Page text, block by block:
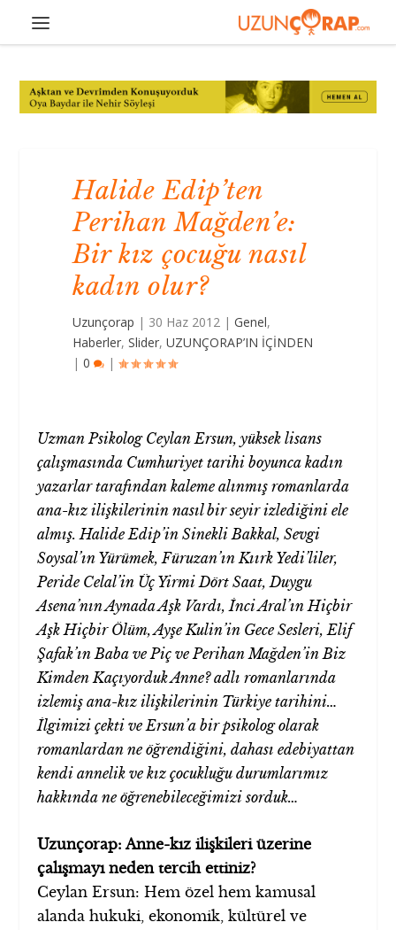
Halide Edip’ten
Perihan Mağden’e:
Bir kız çocuğu nasıl
kadın olur?
Uzunçorap | 30 Haz 2012 |Genel,
Haberler,Slider,UZUNÇORAP’IN İÇİNDEN
|0 |
Uzman Psikolog Ceylan Ersun, yüksek lisans
çalışmasında Cumhuriyet tarihi boyunca kadın
yazarlar tarafından kaleme alınmış romanlarda
ana-kız ilişkilerinin nasıl bir seyir izlediğini ele
almış. Halide Edip’in Sinekli Bakkal, Sevgi
Soysal’ın Yürümek, Füruzan’ın Kıırk Yedi’liler,
Peride Celal’in Üç Yirmi Dört Saat, Duygu
Asena’nın Aynada Aşk Vardı, İnci Aral’ın Hiçbir
Aşk Hiçbir Ölüm, Ayşe Kulin’in Gece Sesleri, Elif
Şafak’ın Baba ve Piç ve Perihan Mağden’in Biz
Kimden Kaçıyorduk Anne? adlı romanlarında
izlemiş ana-kız ilişkilerinin Türkiye tarihini…
İlgimizi çekti ve Ersun’a bir psikolog olarak
romanlardan ne öğrendiğini, dahası edebiyattan
kendi annelik ve kız çocukluğu durumlarımız
hakkında ne öğrenebileceğimizi sorduk…
Uzunçorap: Anne-kız ilişkileri üzerine
çalışmayı neden tercih ettiniz?
Ceylan Ersun: Hem özel hem kamusal
alanda hukuki, ekonomik, kültürel ve